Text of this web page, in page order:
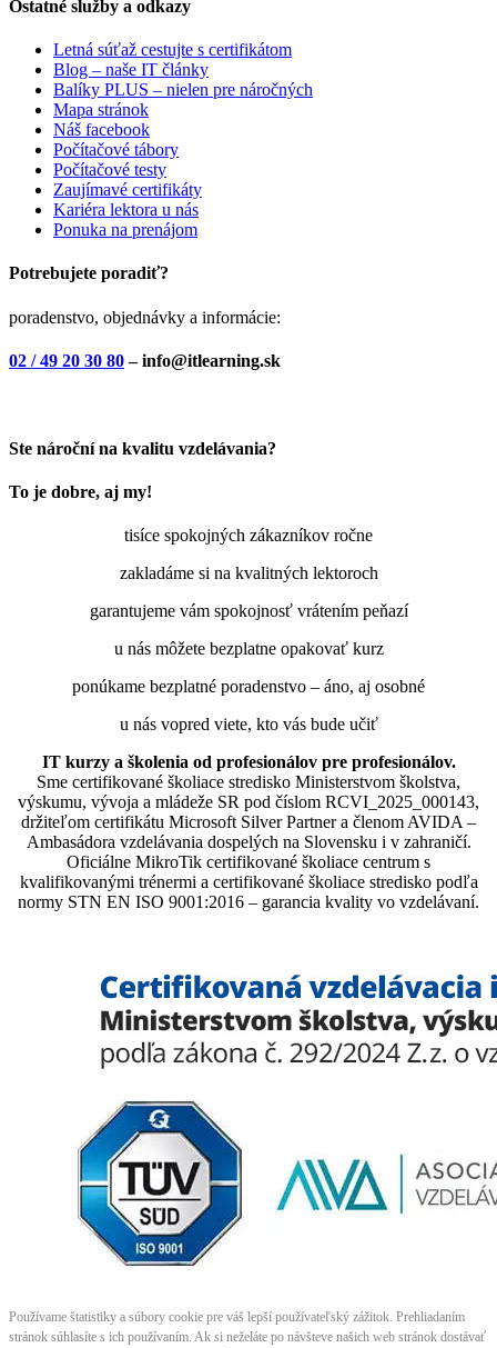
Ostatné služby a odkazy
Letná súťaž cestujte s certifikátom
Blog – naše IT články
Balíky PLUS – nielen pre náročných
Mapa stránok
Náš facebook
Počítačové tábory
Počítačové testy
Zaujímavé certifikáty
Kariéra lektora u nás
Ponuka na prenájom
Potrebujete poradiť?
poradenstvo, objednávky a informácie:
02 / 49 20 30 80– info@itlearning.sk
Ste nároční na kvalitu vzdelávania?
To je dobre, aj my!
tisíce spokojných zákazníkov ročne
zakladáme si na kvalitných lektoroch
garantujeme vám spokojnosť vrátením peňazí
u nás môžete bezplatne opakovať kurz
ponúkame bezplatné poradenstvo – áno, aj osobné
u nás vopred viete, kto vás bude učiť
IT kurzy a školenia od profesionálov pre profesionálov.
Sme certifikované školiace stredisko Ministerstvom školstva,
výskumu, vývoja a mládeže SR pod číslom RCVI_2025_000143,
držiteľom certifikátu Microsoft Silver Partner a členom AVIDA –
Ambasádora vzdelávania dospelých na Slovensku i v zahraničí.​​​​​​​​​​​​​​​​
Oficiálne MikroTik certifikované školiace centrum s
kvalifikovanými trénermi ​​​​​​​​​​a certifikované školiace stredisko podľa
normy STN EN ISO 9001:2016 – garancia kvality vo vzdelávaní.
Používame štatistiky a súbory cookie pre váš lepší používateľský zážitok. Prehliadaním
stránok súhlasíte s ich používaním. Ak si neželáte po návšteve našich web stránok dostávať